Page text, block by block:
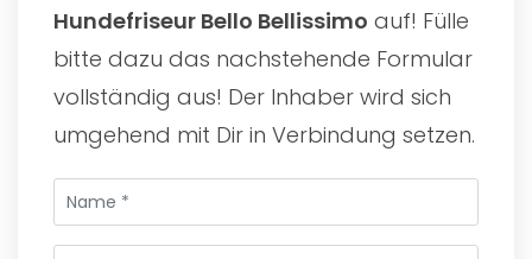
Hundefriseur Bello Bellissimo auf! Fülle
bitte dazu das nachstehende Formular
vollständig aus! Der Inhaber wird sich
umgehend mit Dir in Verbindung setzen.